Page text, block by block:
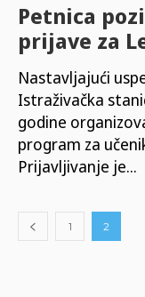
Petnica
prijave za
Nastavljajući
Istraživačka
godine
program za
Prijavljivanje je...
1 2